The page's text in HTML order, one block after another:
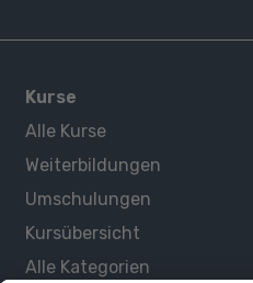
Kurse
Alle Kurse
Weiterbildungen
Umschulungen
Kursübersicht
Alle Kategorien